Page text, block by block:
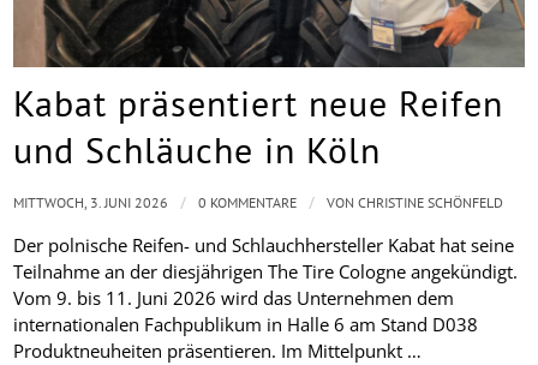
Kabat präsentiert neue Reifen
und Schläuche in Köln
Der polnische Reifen- und Schlauchhersteller Kabat hat seine
Teilnahme an der diesjährigen The Tire Cologne angekündigt.
Vom 9. bis 11. Juni 2026 wird das Unternehmen dem
internationalen Fachpublikum in Halle 6 am Stand D038
Produktneuheiten präsentieren. Im Mittelpunkt …
MITTWOCH, 3. JUNI 2026 / 0 KOMMENTARE / VONCHRISTINE SCHÖNFELD